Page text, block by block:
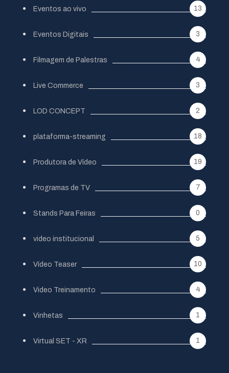
Eventos ao vivo 13
Eventos Digitais 3
Filmagem de Palestras 4
Live Commerce 3
LOD CONCEPT 2
plataforma-streaming 18
Produtora de Vídeo 19
Programas de TV 7
Stands Para Feiras 0
video institucional 5
Vídeo Teaser 10
Video Treinamento 4
Vinhetas 1
Virtual SET - XR 1